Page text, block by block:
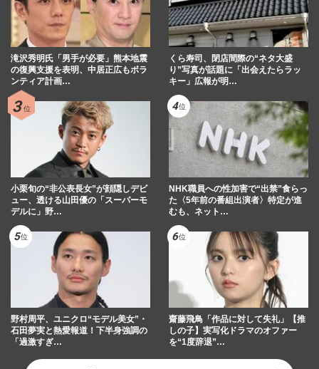
滝沢秀明氏「男手が必要」熊本地震
の復興支援を表明、中居正広もボラ
ンティア計画…
くら寿司、閉店間際の“ネタ大盛
り”写真が話題に「出会えたらラッ
キー」広報が明…
小栗旬の“非公表長女”が顔隠しデビ
ュー、透ける山田優の「スーパーモ
デルに」野…
NHK職員への性加害で“出禁”食らっ
た〈5年前の番組出演者〉特定が進
むも、ネット…
野村周平、ユニクロ“モデル美女”・
石田夢実と熱愛報道！下半身強調の
「過激すぎ…
齋藤飛鳥「作品に対して失礼」【推
しの子】実写化ドラマのオファー
を“1度辞退”…